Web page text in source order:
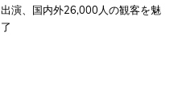
出演、国内外26,000人の観客を魅
了